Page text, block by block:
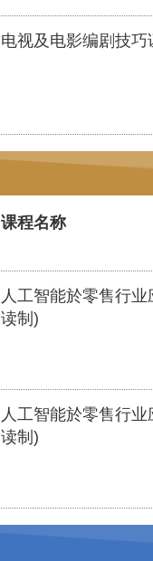
电视及电影编剧技巧
课程名称
人工智能於零售行
读制)
人工智能於零售行
读制)